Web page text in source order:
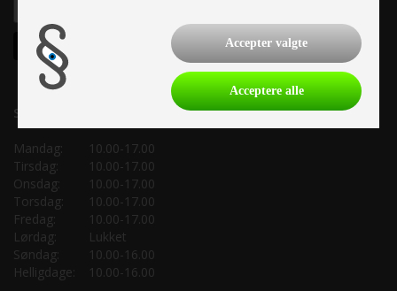
Salgsafdeling:
Mandag:
10.00-17.00
Tirsdag:
10.00-17.00
Onsdag:
10.00-17.00
Torsdag:
10.00-17.00
Fredag:
10.00-17.00
Lørdag:
Lukket
Søndag:
10.00-16.00
Helligdage:
10.00-16.00
Accepter valgte
Acceptere alle